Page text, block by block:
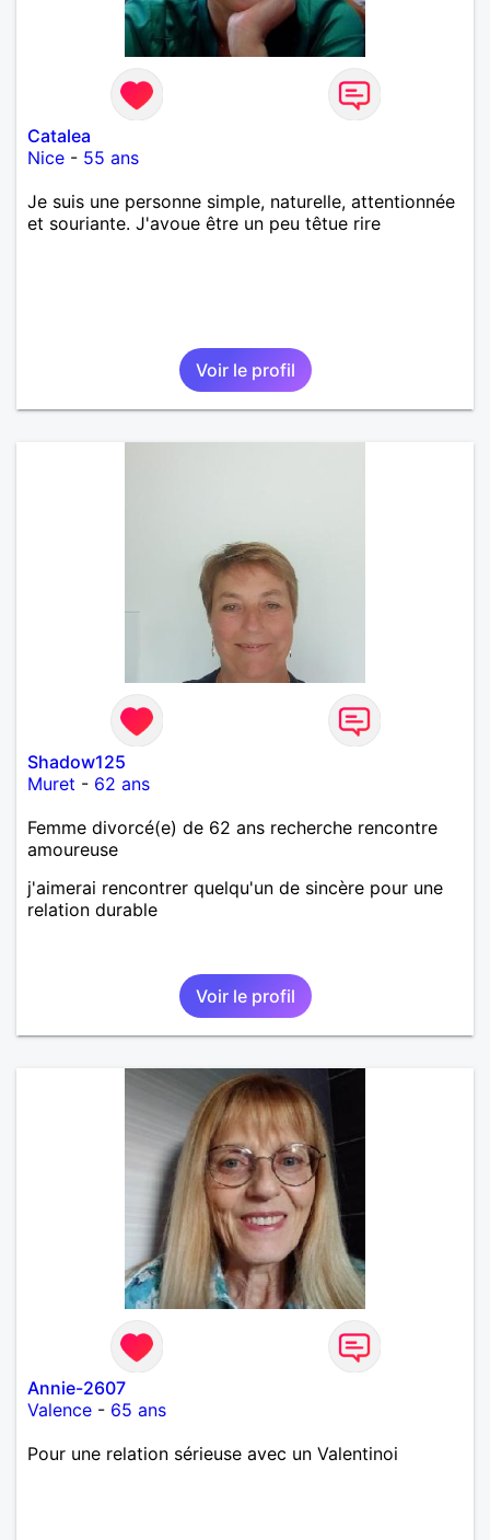
Catalea
Nice - 55 ans
Je suis une personne simple, naturelle, attentionnée
et souriante. J'avoue être un peu têtue rire
Voir le profil
Shadow125
Muret - 62 ans
Femme divorcé(e) de 62 ans recherche rencontre
amoureuse
j'aimerai rencontrer quelqu'un de sincère pour une
relation durable
Voir le profil
Annie-2607
Valence - 65 ans
Pour une relation sérieuse avec un Valentinoi